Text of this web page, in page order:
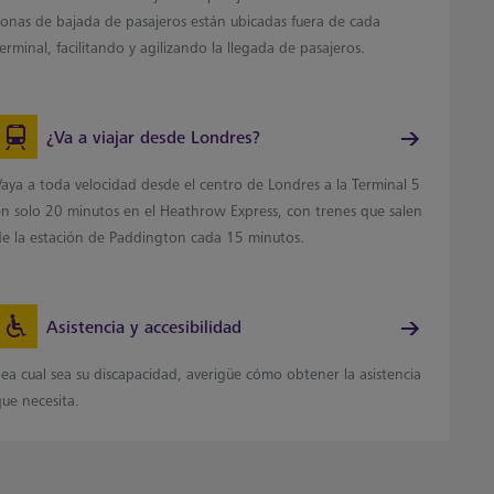
de bajada de pasajeros están ubicadas fuera de cada
facilitando y agilizando la llegada de pasajeros.
¿Va a viajar desde Londres?
a toda velocidad desde el centro de Londres a la Terminal 5
solo 20 minutos en el Heathrow Express, con trenes que salen
la estación de Paddington cada 15 minutos.
Asistencia y accesibilidad
cual sea su discapacidad, averigüe cómo obtener la asistencia
necesita.